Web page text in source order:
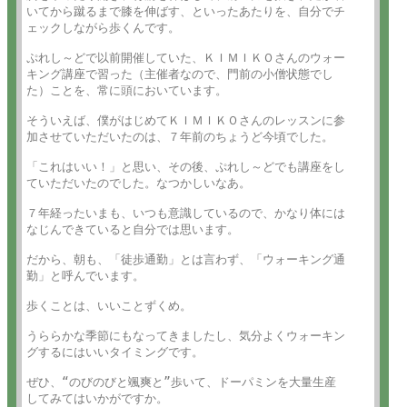
いてから蹴るまで膝を伸ばす、といったあたりを、自分でチ
ェックしながら歩くんです。
ぷれし～どで以前開催していた、ＫＩＭＩＫＯさんのウォー
キング講座で習った（主催者なので、門前の小僧状態でし
た）ことを、常に頭においています。
そういえば、僕がはじめてＫＩＭＩＫＯさんのレッスンに参
加させていただいたのは、７年前のちょうど今頃でした。
「これはいい！」と思い、その後、ぷれし～どでも講座をし
ていただいたのでした。なつかしいなあ。
７年経ったいまも、いつも意識しているので、かなり体には
なじんできていると自分では思います。
だから、朝も、「徒歩通勤」とは言わず、「ウォーキング通
勤」と呼んでいます。
歩くことは、いいことずくめ。
うららかな季節にもなってきましたし、気分よくウォーキン
グするにはいいタイミングです。
ぜひ、“のびのびと颯爽と”歩いて、ドーパミンを大量生産